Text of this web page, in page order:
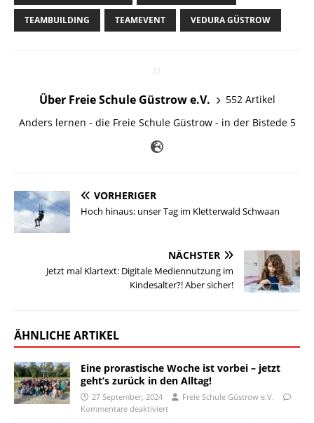
TEAMBUILDING TEAMEVENT VEDURA GÜSTROW
Über Freie Schule Güstrow e.V.
552 Artikel
Anders lernen - die Freie Schule Güstrow - in der Bistede 5
VORHERIGER
Hoch hinaus: unser Tag im Kletterwald Schwaan
NÄCHSTER
Jetzt mal Klartext: Digitale Mediennutzung im
Kindesalter?! Aber sicher!
ÄHNLICHE ARTIKEL
Eine prorastische Woche ist vorbei – jetzt
geht’s zurück in den Alltag!
27 September, 2024
Freie Schule Güstrow e.V.
Kommentare deaktiviert